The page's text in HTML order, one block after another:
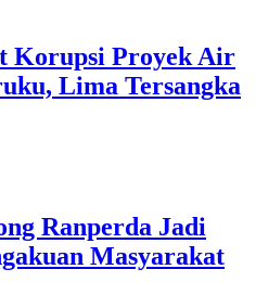
Korupsi Proyek Air
Lima Tersangka
Ranperda Jadi
Masyarakat